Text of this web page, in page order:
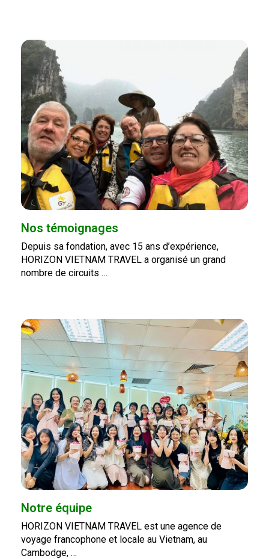
Nos témoignages
Depuis sa fondation, avec 15 ans d’expérience,
HORIZON VIETNAM TRAVEL a organisé un grand
nombre de circuits …
Notre équipe
HORIZON VIETNAM TRAVEL est une agence de
voyage francophone et locale au Vietnam, au
Cambodge, …